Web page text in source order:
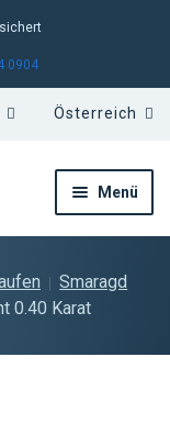
0904
Menü
Smaragd
0.40 Karat